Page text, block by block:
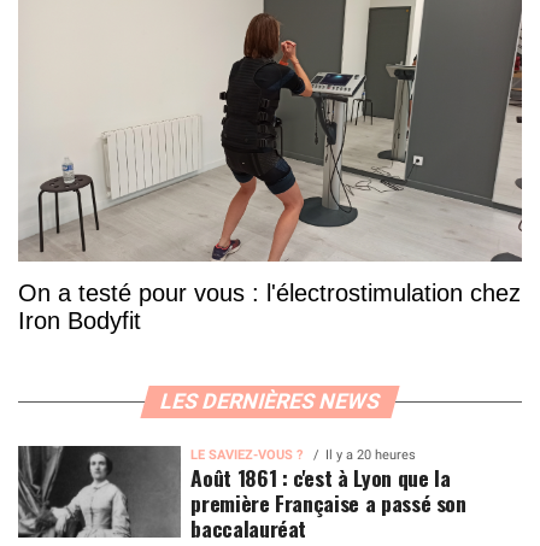
On a testé pour vous : l'électrostimulation chez
Iron Bodyfit
LES DERNIÈRES NEWS
LE SAVIEZ-VOUS ? Il y a 20 heures
Août 1861 : c'est à Lyon que la
première Française a passé son
baccalauréat